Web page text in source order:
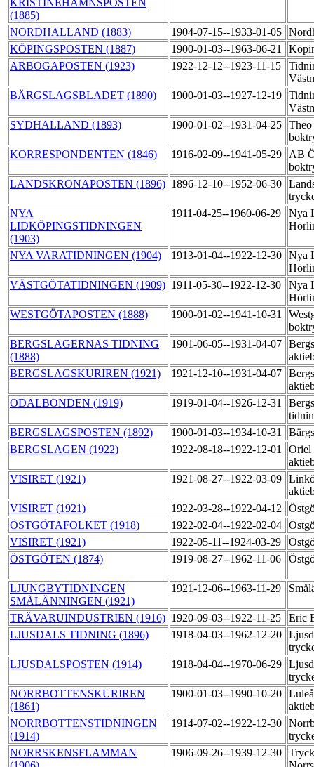
KRISTINEHAMNSPOSTEN
(1885)
NORDHALLAND (1883) 1904-07-15--1933-01-05
KÖPINGSPOSTEN (1887)
1900-01-03--1963-06-21
ARBOGAPOSTEN (1923)
1922-12-12--1923-11-15
BÄRGSLAGSBLADET (1890)
1900-01-03--1927-12-19
SYDHALLAND (1893)
1900-01-02--1931-04-25
KORRESPONDENTEN (1846)
1916-02-09--1941-05-29
AB
LANDSKRONAPOSTEN (1896) 1896-12-10--1952-06-30
NYA
LIDKÖPINGSTIDNINGEN
(1903)
1911-04-25--1960-06-29
Nya
NYA VARATIDNINGEN (1904) 1913-01-04--1922-12-30 Nya
VÄSTGÖTATIDNINGEN (1909) 1911-05-30--1922-12-30
Nya
WESTGÖTAPOSTEN (1888)
1900-01-02--1941-10-31
BERGSLAGERNAS TIDNING
(1888)
1901-06-05--1931-04-07
BERGSLAGSKURIREN (1921)
1921-12-10--1931-04-07
ODALBONDEN (1919)
1919-01-04--1926-12-31
BERGSLAGSPOSTEN (1892)
1900-01-03--1934-10-31
BERGSLAGEN (1922)
1922-08-18--1922-12-01
Oriel
VISIRET (1921)
1921-08-27--1922-03-09
VISIRET (1921)
1922-03-28--1922-04-12
ÖSTGÖTAFOLKET (1918)
1922-02-04--1922-02-04
VISIRET (1921)
1922-05-11--1924-03-29
ÖSTGÖTEN (1874)
1919-08-27--1962-11-06
LJUNGBYTIDNINGEN
SMÅLÄNNINGEN (1921)
1921-12-06--1963-11-29
TRÄVARUINDUSTRIEN (1916) 1920-09-03--1922-11-25
Eric
LJUSDALS TIDNING (1896)
1918-04-03--1962-12-20
LJUSDALSPOSTEN (1914)
1918-04-04--1970-06-29
NORRBOTTENSKURIREN
(1861)
1900-01-03--1990-10-20
NORRBOTTENSTIDNINGEN
(1914)
1914-07-02--1922-12-30
NORRSKENSFLAMMAN
1906-09-26--1939-12-30